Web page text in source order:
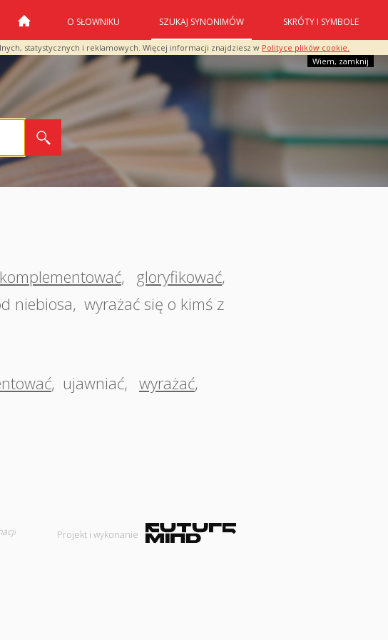
statystycznych i reklamowych. Więcej informacji znajdziesz w Polityce plików cookie.
Wiem, zamknij
O SŁOWNIKU SZUKAJ SYNONIMÓW SKRÓTY I SYMBOLE
komplementować, gloryfikować,
niebiosa, wyrażać się o kimś z
, ujawniać, wyrażać,
Projekt i wykonanie